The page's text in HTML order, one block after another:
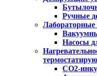
Ручные
Лабораторные
Насосы
CO2-